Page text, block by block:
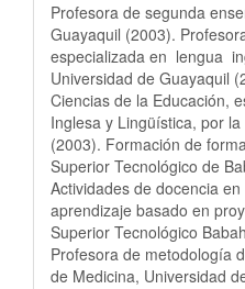
Profesora de segunda
Guayaquil (2003).
especializada en lengua
Universidad de Guayaquil
Ciencias de la Educación,
Inglesa y Lingüística, por
(2003). Formación de
Superior Tecnológico de
Actividades de docencia
aprendizaje basado en
Superior Tecnológico
Profesora de metodología
de Medicina, Universidad